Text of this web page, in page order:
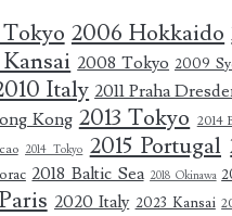
2006 Hokkaido
2008 Tokyo 2009
Italy 2011 Praha
Kong 2013 Tokyo 2014
2014 Tokyo 2015 Portugal
2018 Baltic Sea 2018 Okinawa
2020 Italy 2023 Kansai